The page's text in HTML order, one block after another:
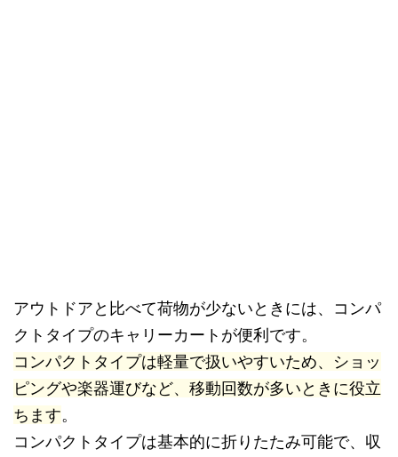
アウトドアと比べて荷物が少ないときには、コンパ
クトタイプのキャリーカートが便利です。
コンパクトタイプは軽量で扱いやすいため、ショッ
ピングや楽器運びなど、移動回数が多いときに役立
ちます。
コンパクトタイプは基本的に折りたたみ可能で、収